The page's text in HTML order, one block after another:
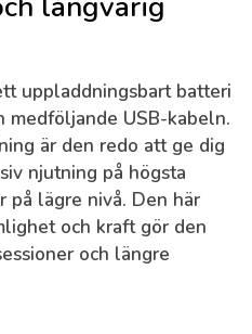
uppladdningsbart batteri
medföljande USB-kabeln.
är den redo att ge dig
njutning på högsta
lägre nivå. Den här
och kraft gör den
och längre